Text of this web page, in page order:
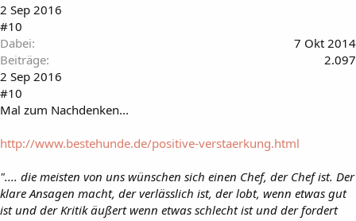
2 Sep 2016
#10
Dabei
7 Okt 2014
Beiträge
2.097
2 Sep 2016
#10
Mal zum Nachdenken...
http://www.bestehunde.de/positive-verstaerkung.html
".... die meisten von uns wünschen sich einen Chef, der Chef ist. Der
klare Ansagen macht, der verlässlich ist, der lobt, wenn etwas gut
ist und der Kritik äußert wenn etwas schlecht ist und der fordert